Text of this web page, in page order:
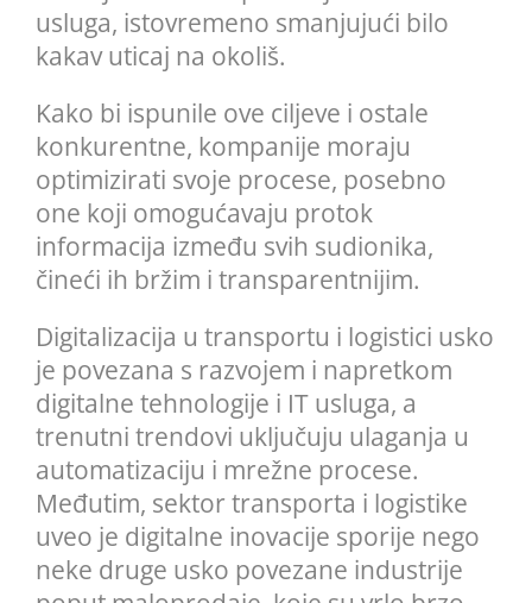
usluga, istovremeno smanjujući bilo
kakav uticaj na okoliš.
Kako bi ispunile ove ciljeve i ostale
konkurentne, kompanije moraju
optimizirati svoje procese, posebno
one koji omogućavaju protok
informacija između svih sudionika,
čineći ih bržim i transparentnijim.
Digitalizacija u transportu i logistici usko
je povezana s razvojem i napretkom
digitalne tehnologije i IT usluga, a
trenutni trendovi uključuju ulaganja u
automatizaciju i mrežne procese.
Međutim, sektor transporta i logistike
uveo je digitalne inovacije sporije nego
neke druge usko povezane industrije